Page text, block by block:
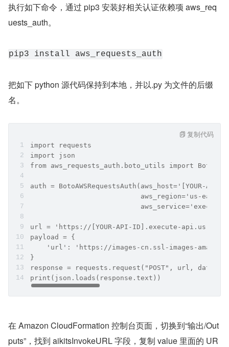
执行如下命令，通过 pip3 安装好相关认证依赖项 aws_req
uests_auth。
pip3 install aws_requests_auth
把如下 python 源代码保持到本地，并以.py 为文件的后缀
名。
import requests
import json
from aws_requests_auth.boto_utils import
auth = BotoAWSRequestsAuth(aws_host='[YOUR-
aws_region='us-east-
aws_service='execute-
url = 'https://[YOUR-API-ID].execute-api.us-east-
payload = {
'url': 'https://images-cn.ssl-images-
}
response = requests.request("POST", url,
print(json.loads(response.text))
复制代码
在 Amazon CloudFormation 控制台页面，切换到“输出/Out
puts”，找到 aikitsInvokeURL 字段，复制 value 里面的 UR